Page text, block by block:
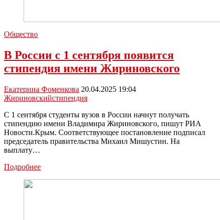
Общество
В России с 1 сентября появится
стипендия имени Жириновского
Екатерина Фоменкова 20.04.2025 19:04
Жириновскийстипендия
С 1 сентября студенты вузов в России начнут получать
стипендию имени Владимира Жириновского, пишут РИА
Новости.Крым. Соответствующее постановление подписал
председатель правительства Михаил Мишустин. На
выплату…
ПодробнееВ